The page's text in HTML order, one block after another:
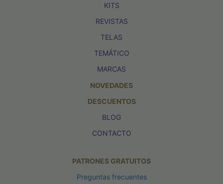
KITS
REVISTAS
TELAS
TEMÁTICO
MARCAS
NOVEDADES
DESCUENTOS
BLOG
CONTACTO
PATRONES GRATUITOS
Preguntas frecuentes